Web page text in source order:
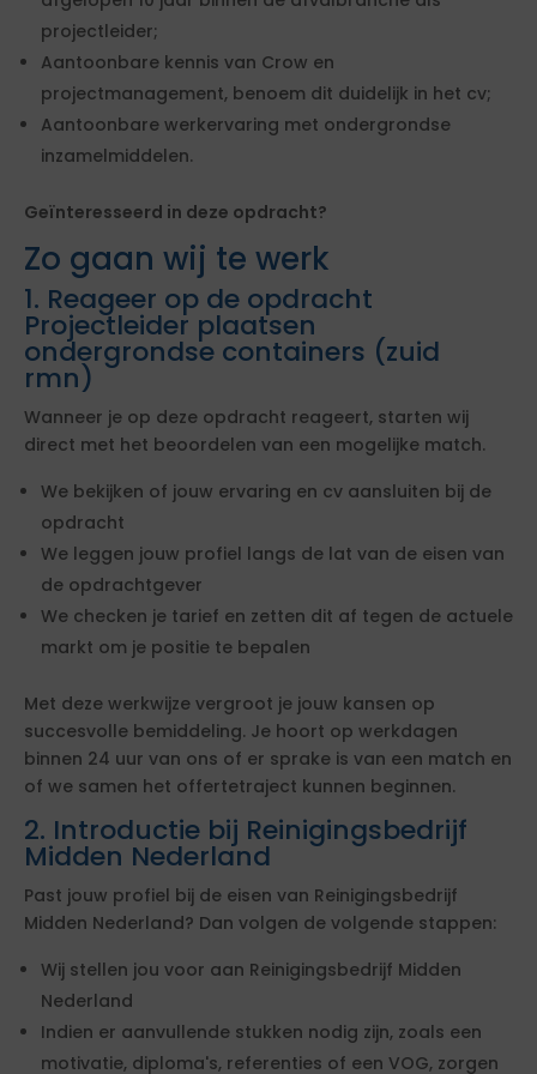
projectleider;
Aantoonbare kennis van Crow en
projectmanagement, benoem dit duidelijk in het cv;
Aantoonbare werkervaring met ondergrondse
inzamelmiddelen.
Geïnteresseerd in deze opdracht?
Zo gaan wij te werk
1. Reageer op de opdracht
Projectleider plaatsen
ondergrondse containers (zuid
rmn)
Wanneer je op deze opdracht reageert, starten wij
direct met het beoordelen van een mogelijke match.
We bekijken of jouw ervaring en cv aansluiten bij de
opdracht
We leggen jouw profiel langs de lat van de eisen van
de opdrachtgever
We checken je tarief en zetten dit af tegen de actuele
markt om je positie te bepalen
Met deze werkwijze vergroot je jouw kansen op
succesvolle bemiddeling. Je hoort op werkdagen
binnen 24 uur van ons of er sprake is van een match en
of we samen het offertetraject kunnen beginnen.
2. Introductie bij Reinigingsbedrijf
Midden Nederland
Past jouw profiel bij de eisen van Reinigingsbedrijf
Midden Nederland? Dan volgen de volgende stappen:
Wij stellen jou voor aan Reinigingsbedrijf Midden
Nederland
Indien er aanvullende stukken nodig zijn, zoals een
motivatie, diploma's, referenties of een VOG, zorgen